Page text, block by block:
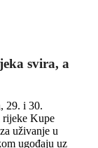
svira, a
29. i 30.
rijeke Kupe
uživanje u
ugođaju uz